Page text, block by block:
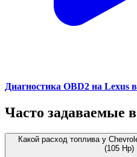
Диагностика OBD2 на Lexus
Часто задаваемые
Какой расход топлива у
(105 Hp)